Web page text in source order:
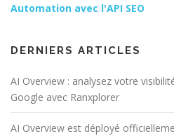
Automation avec l'API SEO
DERNIERS ARTICLES
AI Overview : analysez votre
Google avec Ranxplorer
AI Overview est déployé